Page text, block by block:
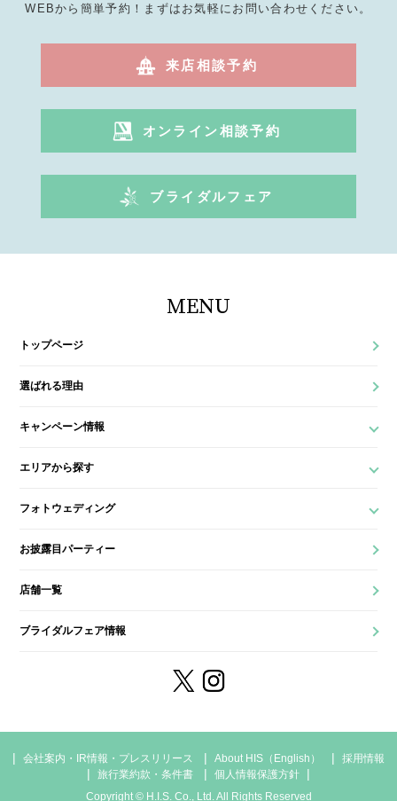
WEBから簡単予約！まずはお気軽にお問い合わせください。
来店相談予約
オンライン相談予約
ブライダルフェア
MENU
トップページ
選ばれる理由
キャンペーン情報
エリアから探す
フォトウェディング
お披露目パーティー
店舗一覧
ブライダルフェア情報
会社案内・IR情報・プレスリリース About HIS（English）
採用情報
旅行業約款・条件書
個人情報保護方針
Copyright © H.I.S. Co., Ltd. All Rights Reserved